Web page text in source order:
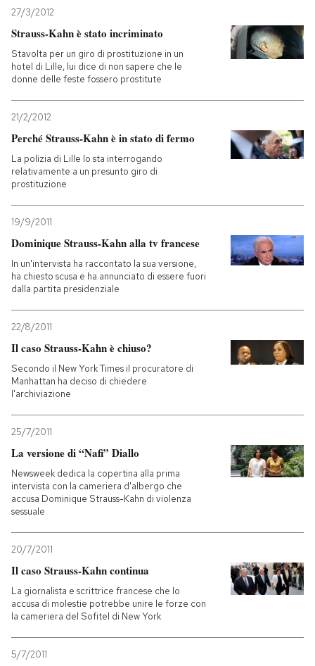
27/3/2012
Strauss-Kahn è stato incriminato
Stavolta per un giro di prostituzione in un
hotel di Lille, lui dice di non sapere che le
donne delle feste fossero prostitute
21/2/2012
Perché Strauss-Kahn è in stato di fermo
La polizia di Lille lo sta interrogando
relativamente a un presunto giro di
prostituzione
19/9/2011
Dominique Strauss-Kahn alla tv francese
In un'intervista ha raccontato la sua versione,
ha chiesto scusa e ha annunciato di essere fuori
dalla partita presidenziale
22/8/2011
Il caso Strauss-Kahn è chiuso?
Secondo il New York Times il procuratore di
Manhattan ha deciso di chiedere
l'archiviazione
25/7/2011
La versione di “Nafi” Diallo
Newsweek dedica la copertina alla prima
intervista con la cameriera d'albergo che
accusa Dominique Strauss-Kahn di violenza
sessuale
20/7/2011
Il caso Strauss-Kahn continua
La giornalista e scrittrice francese che lo
accusa di molestie potrebbe unire le forze con
la cameriera del Sofitel di New York
5/7/2011